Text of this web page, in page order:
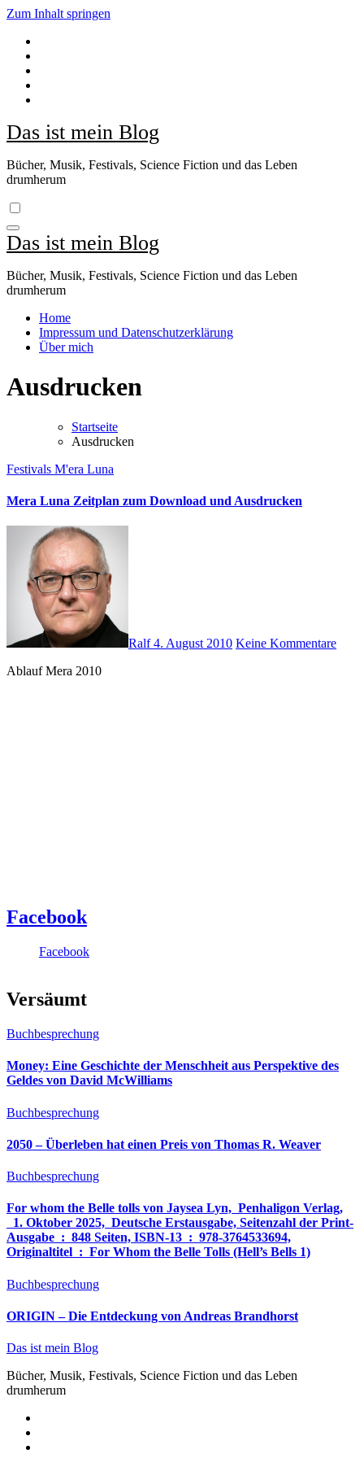
Zum Inhalt springen
Das ist mein Blog
Bücher, Musik, Festivals, Science Fiction und das Leben
drumherum
Das ist mein Blog
Bücher, Musik, Festivals, Science Fiction und das Leben
drumherum
Home
Impressum und Datenschutzerklärung
Über mich
Ausdrucken
Startseite
Ausdrucken
Festivals M'era Luna
Mera Luna Zeitplan zum Download und Ausdrucken
Ralf4. August 2010 Keine Kommentare
Ablauf Mera 2010
Facebook
Facebook
Versäumt
Buchbesprechung
Money: Eine Geschichte der Menschheit aus Perspektive des
Geldes von David McWilliams
Buchbesprechung
2050 – Überleben hat einen Preis von Thomas R. Weaver
Buchbesprechung
For whom the Belle tolls von Jaysea Lyn, ‎ Penhaligon Verlag,
‎ 1. Oktober 2025, ‎ Deutsche Erstausgabe, Seitenzahl der Print-
Ausgabe ‏ : ‎ 848 Seiten, ISBN-13 ‏ : ‎ 978-3764533694,
Originaltitel ‏ : ‎ For Whom the Belle Tolls (Hell’s Bells 1)
Buchbesprechung
ORIGIN – Die Entdeckung von Andreas Brandhorst
Das ist mein Blog
Bücher, Musik, Festivals, Science Fiction und das Leben
drumherum